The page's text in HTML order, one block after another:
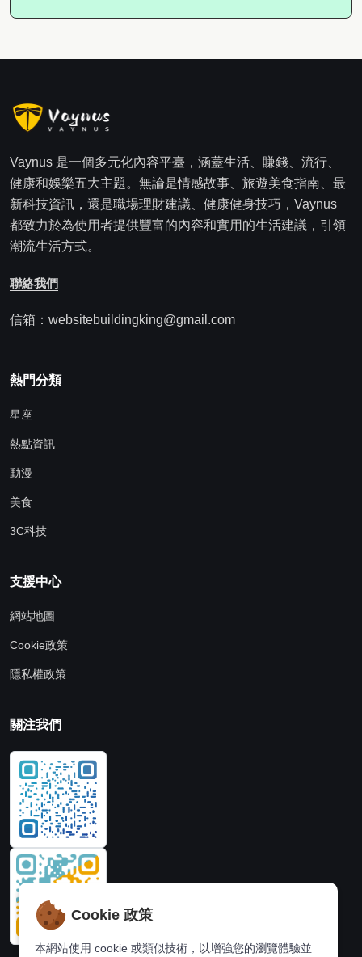
Vaynus 是一個多元化內容平臺，涵蓋生活、賺錢、流行、
健康和娛樂五大主題。無論是情感故事、旅遊美食指南、最
新科技資訊，還是職場理財建議、健康健身技巧，Vaynus
都致力於為使用者提供豐富的內容和實用的生活建議，引領
潮流生活方式。
聯絡我們
信箱：websitebuildingking@gmail.com
熱門分類
星座
熱點資訊
動漫
美食
3C科技
支援中心
網站地圖
Cookie政策
隱私權政策
關注我們
Cookie 政策
本網站使用 cookie 或類似技術，以增強您的瀏覽體驗並